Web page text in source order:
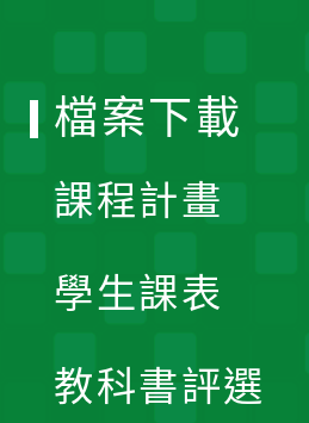
檔案下載
課程計畫
學生課表
教科書評選